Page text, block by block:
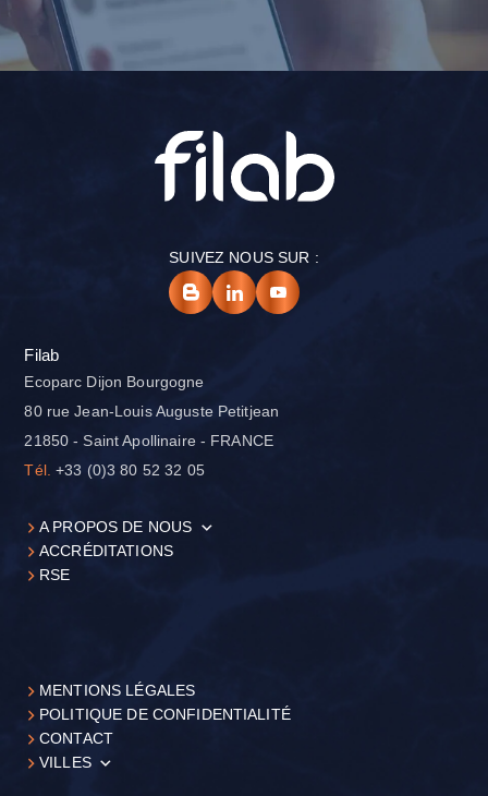
SUIVEZ NOUS SUR :
Filab
Ecoparc Dijon Bourgogne
80 rue Jean-Louis Auguste Petitjean
21850 - Saint Apollinaire - FRANCE
Tél. +33 (0)3 80 52 32 05
A PROPOS DE NOUS
ACCRÉDITATIONS
RSE
MENTIONS LÉGALES
POLITIQUE DE CONFIDENTIALITÉ
CONTACT
VILLES